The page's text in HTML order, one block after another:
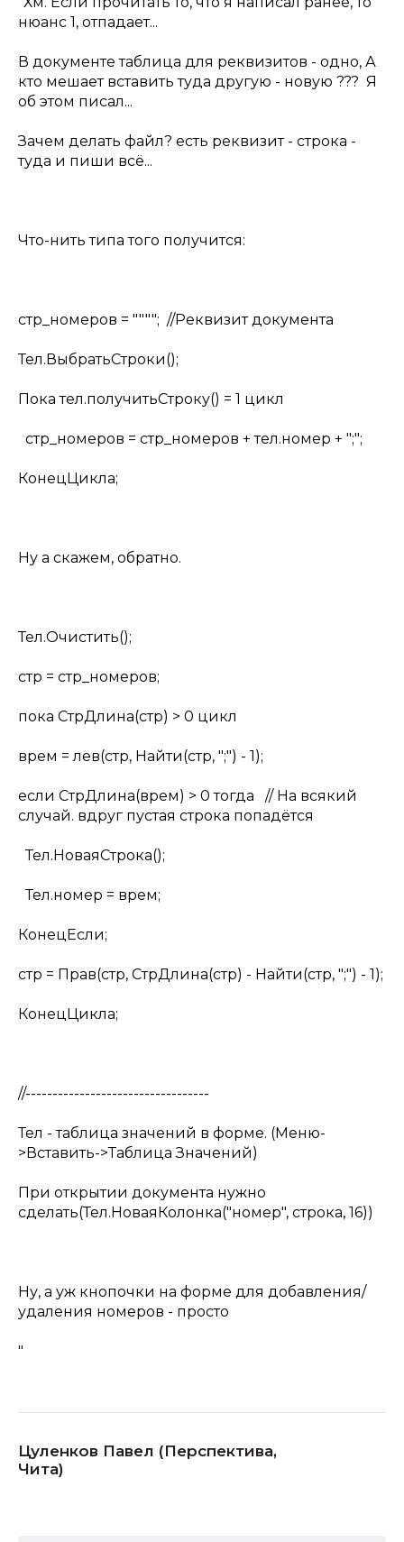
нюанс 1, отпадает...
В документе таблица для реквизитов - одно, А
кто мешает вставить туда другую - новую ??? Я
об этом писал...
Зачем делать файл? есть реквизит - строка -
туда и пиши всё...
Что-нить типа того получится:
стр_номеров = """"; //Реквизит документа
Тел.ВыбратьСтроки();
Пока тел.получитьСтроку() = 1 цикл
стр_номеров = стр_номеров + тел.номер + ";";
КонецЦикла;
Ну а скажем, обратно.
Тел.Очистить();
стр = стр_номеров;
пока СтрДлина(стр) > 0 цикл
врем = лев(стр, Найти(стр, ";") - 1);
если СтрДлина(врем) > 0 тогда // На всякий
случай. вдруг пустая строка попадётся
Тел.НоваяСтрока();
Тел.номер = врем;
КонецЕсли;
стр = Прав(стр, СтрДлина(стр) - Найти(стр, ";") - 1);
КонецЦикла;
//----------------------------------
Тел - таблица значений в форме. (Меню-
>Вставить->Таблица Значений)
При открытии документа нужно
сделать(Тел.НоваяКолонка("номер", строка, 16))
Ну, а уж кнопочки на форме для добавления/
удаления номеров - просто
"
Цуленков Павел (Перспектива,
Чита)